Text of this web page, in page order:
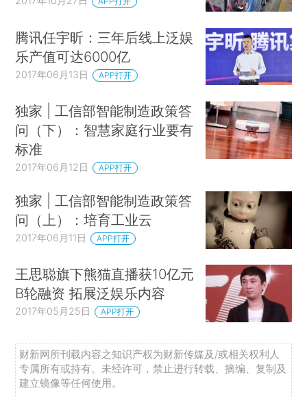
腾讯任宇昕：三年后线上泛娱
乐产值可达6000亿
2017年06月13日 APP打开
独家 | 工信部智能制造政策答
问（下）：智慧家庭行业要有
标准
2017年06月12日 APP打开
独家 | 工信部智能制造政策答
问（上）：培育工业云
2017年06月11日 APP打开
王思聪旗下熊猫直播获10亿元
B轮融资 拓展泛娱乐内容
2017年05月25日 APP打开
财新网所刊载内容之知识产权为财新传媒及/或相关权利人
专属所有或持有。未经许可，禁止进行转载、摘编、复制及
建立镜像等任何使用。